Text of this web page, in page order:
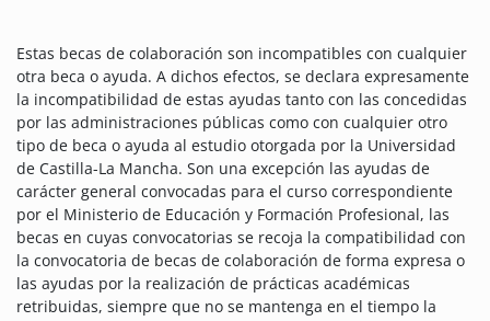
Estas becas de colaboración son incompatibles con cualquier
otra beca o ayuda. A dichos efectos, se declara expresamente
la incompatibilidad de estas ayudas tanto con las concedidas
por las administraciones públicas como con cualquier otro
tipo de beca o ayuda al estudio otorgada por la Universidad
de Castilla-La Mancha. Son una excepción las ayudas de
carácter general convocadas para el curso correspondiente
por el Ministerio de Educación y Formación Profesional, las
becas en cuyas convocatorias se recoja la compatibilidad con
la convocatoria de becas de colaboración de forma expresa o
las ayudas por la realización de prácticas académicas
retribuidas, siempre que no se mantenga en el tiempo la